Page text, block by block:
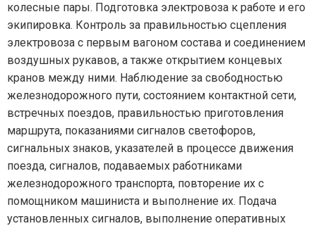
колесные пары. Подготовка электровоза к работе и его
экипировка. Контроль за правильностью сцепления
электровоза с первым вагоном состава и соединением
воздушных рукавов, а также открытием концевых
кранов между ними. Наблюдение за свободностью
железнодорожного пути, состоянием контактной сети,
встречных поездов, правильностью приготовления
маршрута, показаниями сигналов светофоров,
сигнальных знаков, указателей в процессе движения
поезда, сигналов, подаваемых работниками
железнодорожного транспорта, повторение их с
помощником машиниста и выполнение их. Подача
установленных сигналов, выполнение оперативных